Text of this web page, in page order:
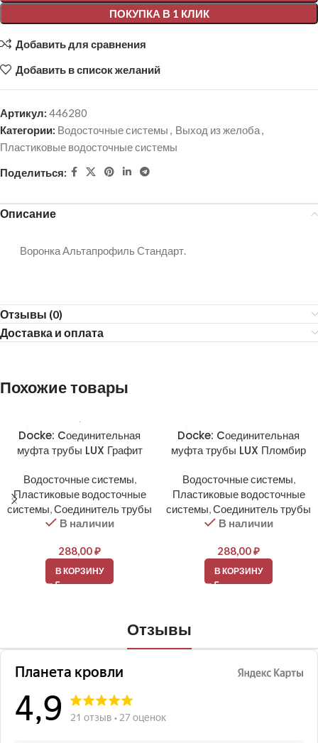
ПОКУПКА В 1 КЛИК
Добавить для сравнения
Добавить в список желаний
Артикул: 446280
Категории: Водосточные системы , Выход из желоба,
Пластиковые водосточные системы
Поделиться:
Описание
Воронка Альтапрофиль Стандарт.
Отзывы (0)
Доставка и оплата
Похожие товары
Docke: Cоединительная
муфта трубы LUX Графит
Водосточные системы,
Пластиковые водосточные
системы,Соединитель трубы
В наличии
288,00₽
В КОРЗИНУ
Docke: Cоединительная
муфта трубы LUX Пломбир
Водосточные системы,
Пластиковые водосточные
системы,Соединитель трубы
В наличии
288,00₽
В КОРЗИНУ
Отзывы